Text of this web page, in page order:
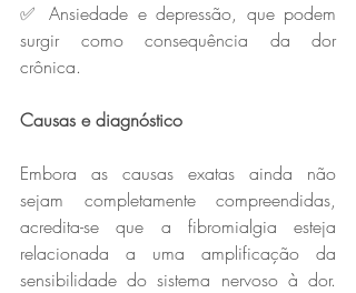
✅ Ansiedade e depressão, que podem
surgir como consequência da dor
crônica.
Causas e diagnóstico
Embora as causas exatas ainda não
sejam completamente compreendidas,
acredita-se que a fibromialgia esteja
relacionada a uma amplificação da
sensibilidade do sistema nervoso à dor.